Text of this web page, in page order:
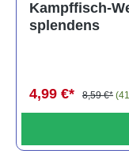
Kampffisch-
splendens
4,99 €* 8,59 €*